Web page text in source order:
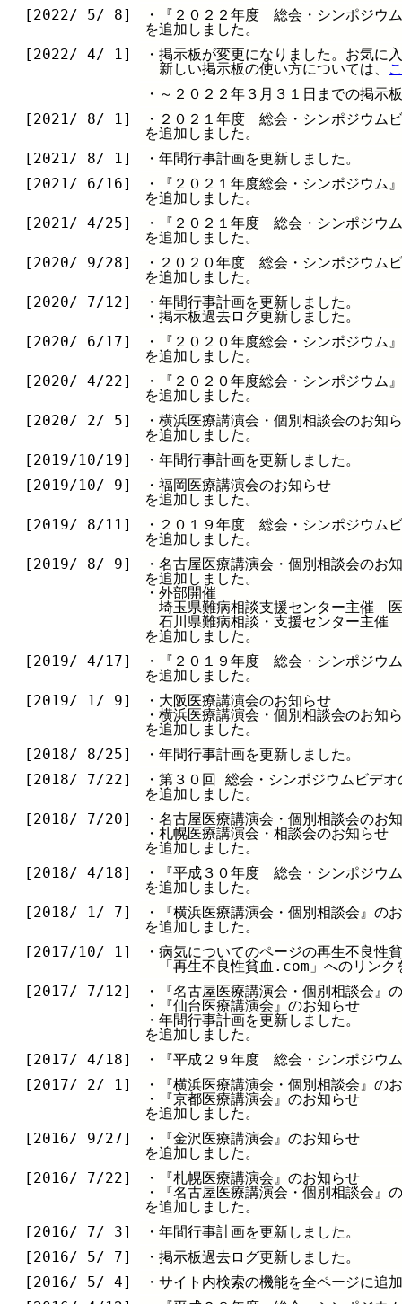
[2022/ 5/ 8]
・『２０２２年度 総会・シンポジウ
を追加しました。
[2022/ 4/ 1]
・掲示板が変更になりました。お気に
新しい掲示板の使い方については、
・～２０２２年３月３１日までの掲示
[2021/ 8/ 1]
・２０２１年度 総会・シンポジウム
を追加しました。
[2021/ 8/ 1]
・年間行事計画を更新しました。
[2021/ 6/16]
・『２０２１年度総会・シンポジウム
を追加しました。
[2021/ 4/25]
・『２０２１年度 総会・シンポジウ
を追加しました。
[2020/ 9/28]
・２０２０年度 総会・シンポジウム
を追加しました。
[2020/ 7/12]
・年間行事計画を更新しました。
・掲示板過去ログ更新しました。
[2020/ 6/17]
・『２０２０年度総会・シンポジウム
を追加しました。
[2020/ 4/22]
・『２０２０年度総会・シンポジウム
を追加しました。
[2020/ 2/ 5]
・横浜医療講演会・個別相談会のお知
を追加しました。
[2019/10/19]
・年間行事計画を更新しました。
[2019/10/ 9]
・福岡医療講演会のお知らせ
を追加しました。
[2019/ 8/11]
・２０１９年度 総会・シンポジウム
を追加しました。
[2019/ 8/ 9]
・名古屋医療講演会・個別相談会のお
を追加しました。
・外部開催
埼玉県難病相談支援センター主催
石川県難病相談・支援センター主催
を追加しました。
[2019/ 4/17]
・『２０１９年度 総会・シンポジウ
を追加しました。
[2019/ 1/ 9]
・大阪医療講演会のお知らせ
・横浜医療講演会・個別相談会のお知
を追加しました。
[2018/ 8/25]
・年間行事計画を更新しました。
[2018/ 7/22]
・第３０回 総会・シンポジウムビデ
を追加しました。
[2018/ 7/20]
・名古屋医療講演会・個別相談会のお
・札幌医療講演会・相談会のお知らせ
を追加しました。
[2018/ 4/18]
・『平成３０年度 総会・シンポジウ
を追加しました。
[2018/ 1/ 7]
・『横浜医療講演会・個別相談会』の
を追加しました。
[2017/10/ 1]
・病気についてのページの再生不良性
「再生不良性貧血.com」へのリンク
[2017/ 7/12]
・『名古屋医療講演会・個別相談会』
・『仙台医療講演会』のお知らせ
・年間行事計画を更新しました。
を追加しました。
[2017/ 4/18]
・『平成２９年度 総会・シンポジウ
[2017/ 2/ 1]
・『横浜医療講演会・個別相談会』の
・『京都医療講演会』のお知らせ
を追加しました。
[2016/ 9/27]
・『金沢医療講演会』のお知らせ
を追加しました。
[2016/ 7/22]
・『札幌医療講演会』のお知らせ
・『名古屋医療講演会・個別相談会』
を追加しました。
[2016/ 7/ 3]
・年間行事計画を更新しました。
[2016/ 5/ 7]
・掲示板過去ログ更新しました。
[2016/ 5/ 4]
・サイト内検索の機能を全ページに追